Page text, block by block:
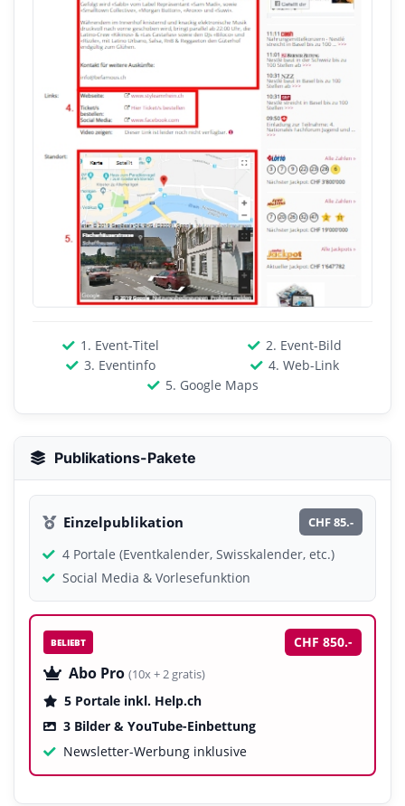
1. Event-Titel
2. Event-Bild
3. Eventinfo
4. Web-Link
5. Google Maps
Publikations-Pakete
Einzelpublikation CHF 85.-
4 Portale (Eventkalender, Swisskalender, etc.)
Social Media & Vorlesefunktion
BELIEBT CHF 850.-
Abo Pro (10x + 2 gratis)
5 Portale inkl. Help.ch
3 Bilder & YouTube-Einbettung
Newsletter-Werbung inklusive